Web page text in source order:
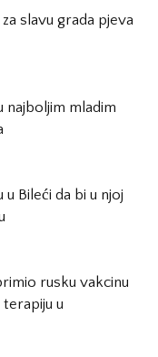
slavu grada pjeva
najboljim mladim
u Bileći da bi u njoj
rusku vakcinu
u